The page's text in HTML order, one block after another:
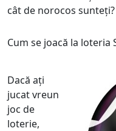
cât de norocos sunteți?
Cum se joacă la loteria
Dacă ați
jucat vreun
joc de
loterie,